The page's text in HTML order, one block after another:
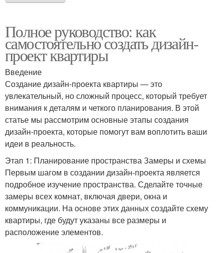
Полное руководство: как
самостоятельно создать дизайн-
проект квартиры
Введение
Создание дизайн-проекта квартиры — это
увлекательный, но сложный процесс, который требует
внимания к деталям и четкого планирования. В этой
статье мы рассмотрим основные этапы создания
дизайн-проекта, которые помогут вам воплотить ваши
идеи в реальность.
Этап 1: Планирование пространства Замеры и схемы
Первым шагом в создании дизайн-проекта является
подробное изучение пространства. Сделайте точные
замеры всех комнат, включая двери, окна и
коммуникации. На основе этих данных создайте схему
квартиры, где будут указаны все размеры и
расположение элементов.